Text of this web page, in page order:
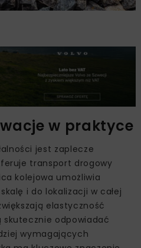
w praktyce
jest zaplecze
transport drogowy
kolejowa umożliwia
i do lokalizacji w całej
elastyczność
skutecznie odpowiadać
wymagających